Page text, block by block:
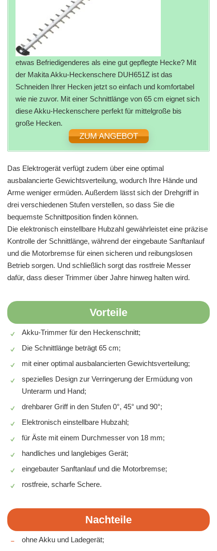
etwas Befriedigenderes als eine gut gepflegte Hecke? Mit
der Makita Akku-Heckenschere DUH651Z ist das
Schneiden Ihrer Hecken jetzt so einfach und komfortabel
wie nie zuvor. Mit einer Schnittlänge von 65 cm eignet sich
diese Akku-Heckenschere perfekt für mittelgroße bis
große Hecken.
ZUM ANGEBOT
Das Elektrogerät verfügt zudem über eine optimal
ausbalancierte Gewichtsverteilung, wodurch Ihre Hände und
Arme weniger ermüden. Außerdem lässt sich der Drehgriff in
drei verschiedenen Stufen verstellen, so dass Sie die
bequemste Schnittposition finden können.
Die elektronisch einstellbare Hubzahl gewährleistet eine präzise
Kontrolle der Schnittlänge, während der eingebaute Sanftanlauf
und die Motorbremse für einen sicheren und reibungslosen
Betrieb sorgen. Und schließlich sorgt das rostfreie Messer
dafür, dass dieser Trimmer über Jahre hinweg halten wird.
Vorteile
Akku-Trimmer für den Heckenschnitt;
Die Schnittlänge beträgt 65 cm;
mit einer optimal ausbalancierten Gewichtsverteilung;
spezielles Design zur Verringerung der Ermüdung von
Unterarm und Hand;
drehbarer Griff in den Stufen 0°, 45° und 90°;
Elektronisch einstellbare Hubzahl;
für Äste mit einem Durchmesser von 18 mm;
handliches und langlebiges Gerät;
eingebauter Sanftanlauf und die Motorbremse;
rostfreie, scharfe Schere.
Nachteile
ohne Akku und Ladegerät;